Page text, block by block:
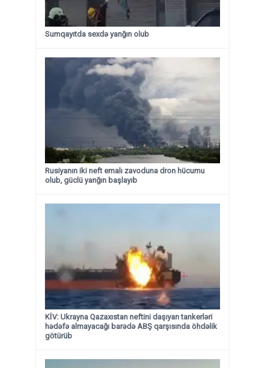
Sumqayıtda sexdə yanğın olub
Rusiyanın iki neft emalı zavoduna dron hücumu
olub, güclü yanğın başlayıb
KİV: Ukrayna Qazaxıstan neftini daşıyan tankerləri
hədəfə almayacağı barədə ABŞ qarşısında öhdəlik
götürüb